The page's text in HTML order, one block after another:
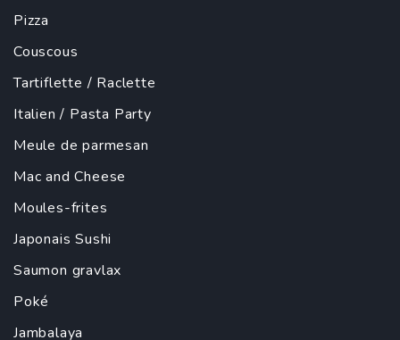
Pizza
Couscous
Tartiflette / Raclette
Italien / Pasta Party
Meule de parmesan
Mac and Cheese
Moules-frites
JaponaisSushi
Saumon gravlax
Poké
Jambalaya